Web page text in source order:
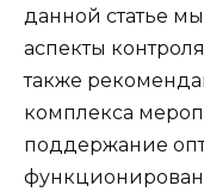
данной статье
аспекты
также
комплекса
поддержание